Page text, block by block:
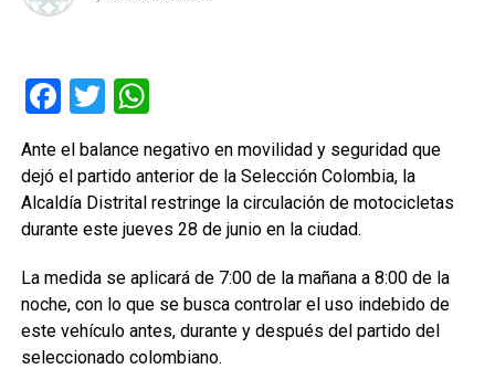
Facebook
TwitterWhatsApp
Ante el balance negativo en movilidad y seguridad que
dejó el partido anterior de la Selección Colombia, la
Alcaldía Distrital restringe la circulación de motocicletas
durante este jueves 28 de junio en la ciudad.
La medida se aplicará de 7:00 de la mañana a 8:00 de la
noche, con lo que se busca controlar el uso indebido de
este vehículo antes, durante y después del partido del
seleccionado colombiano.